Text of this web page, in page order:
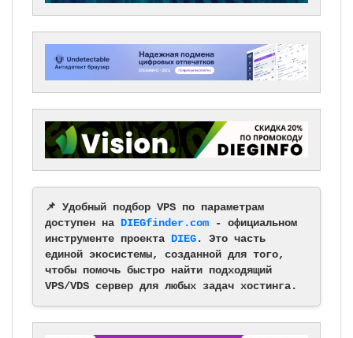
📌 Удобный подбор VPS по параметрам
доступен на DIEGfinder.com - официальном
инструменте проекта DIEG. Это часть
единой экосистемы, созданной для того,
чтобы помочь быстро найти подходящий
VPS/VDS сервер для любых задач хостинга.